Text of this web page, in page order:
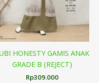
HONESTY GAMIS ANAK
GRADE B (REJECT)
Rp309.000